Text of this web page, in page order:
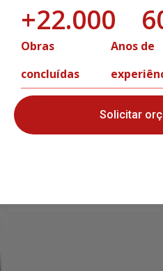
Obras
concluídas
+22.000
Anos de
Solicitar